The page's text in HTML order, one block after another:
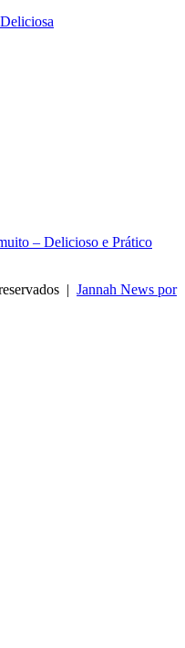
– Delicioso e Prático
| Jannah News por